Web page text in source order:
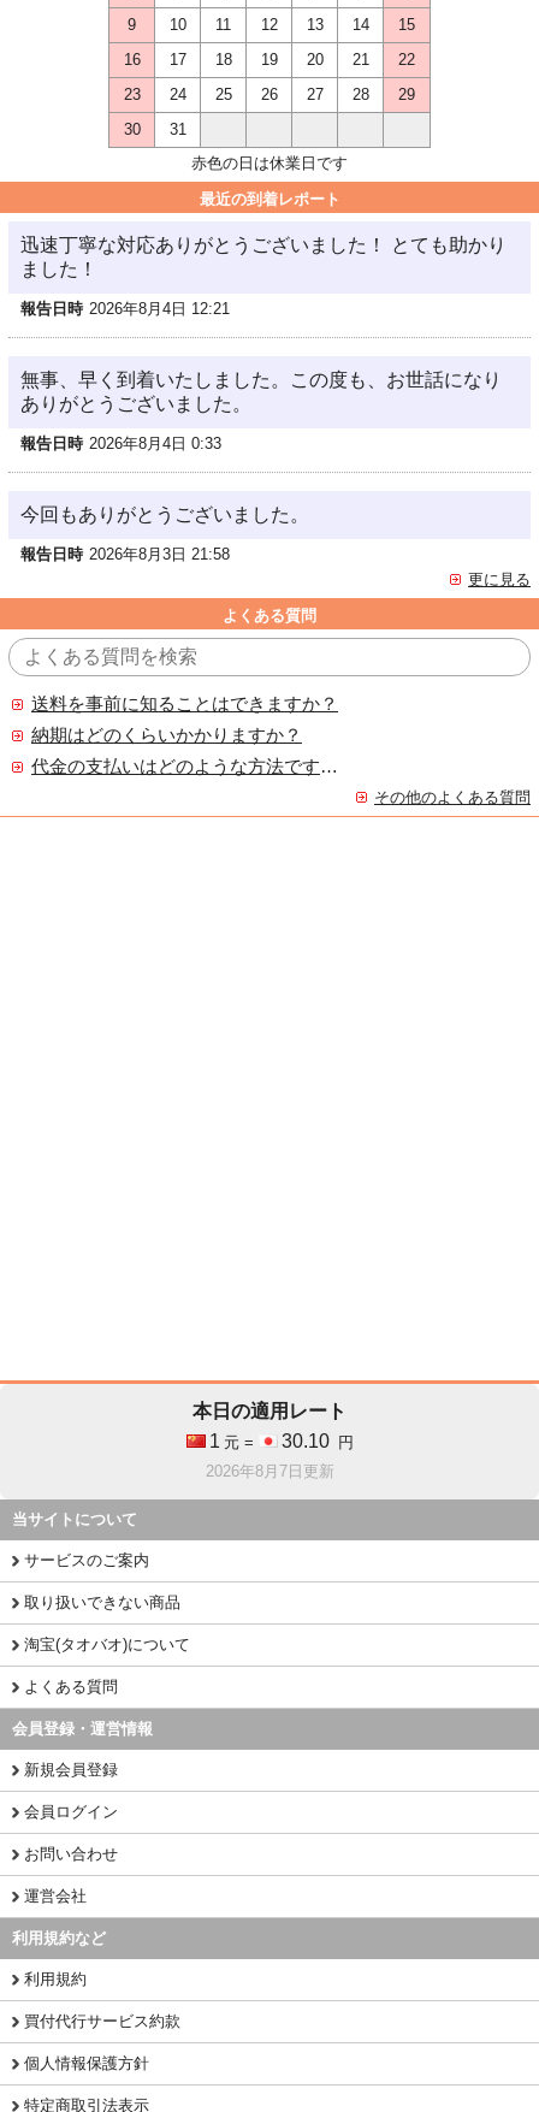
9
10 11 12 13 14
15
16
17 18 19 20 21
22
23
24 25 26 27 28
29
30
31
赤色の日は休業日です
最近の到着レポート
迅速丁寧な対応ありがとうございました！ とても助かり
ました！
報告日時 2026年8月4日 12:21
無事、早く到着いたしました。この度も、お世話になり
ありがとうございました。
報告日時 2026年8月4日 0:33
今回もありがとうございました。
報告日時 2026年8月3日 21:58
更に見る
よくある質問
送料を事前に知ることはできますか？
納期はどのくらいかかりますか？
代金の支払いはどのような方法ですか？
その他のよくある質問
本日の適用レート
1 元 = 30.10
円
2026年8月7日更新
当サイトについて
サービスのご案内
取り扱いできない商品
淘宝(タオバオ)について
よくある質問
会員登録・運営情報
新規会員登録
会員ログイン
お問い合わせ
運営会社
利用規約など
利用規約
買付代行サービス約款
個人情報保護方針
特定商取引法表示